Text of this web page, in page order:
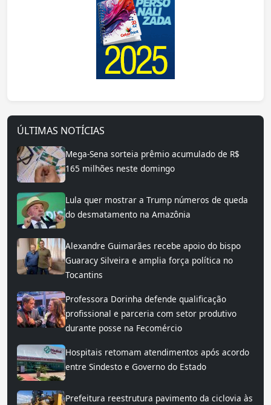
ÚLTIMAS NOTÍCIAS
Mega-Sena sorteia prêmio acumulado de R$
165 milhões neste domingo
Lula quer mostrar a Trump números de queda
do desmatamento na Amazônia
Alexandre Guimarães recebe apoio do bispo
Guaracy Silveira e amplia força política no
Tocantins
Professora Dorinha defende qualificação
profissional e parceria com setor produtivo
durante posse na Fecomércio
Hospitais retomam atendimentos após acordo
entre Sindesto e Governo do Estado
Prefeitura reestrutura pavimento da ciclovia às